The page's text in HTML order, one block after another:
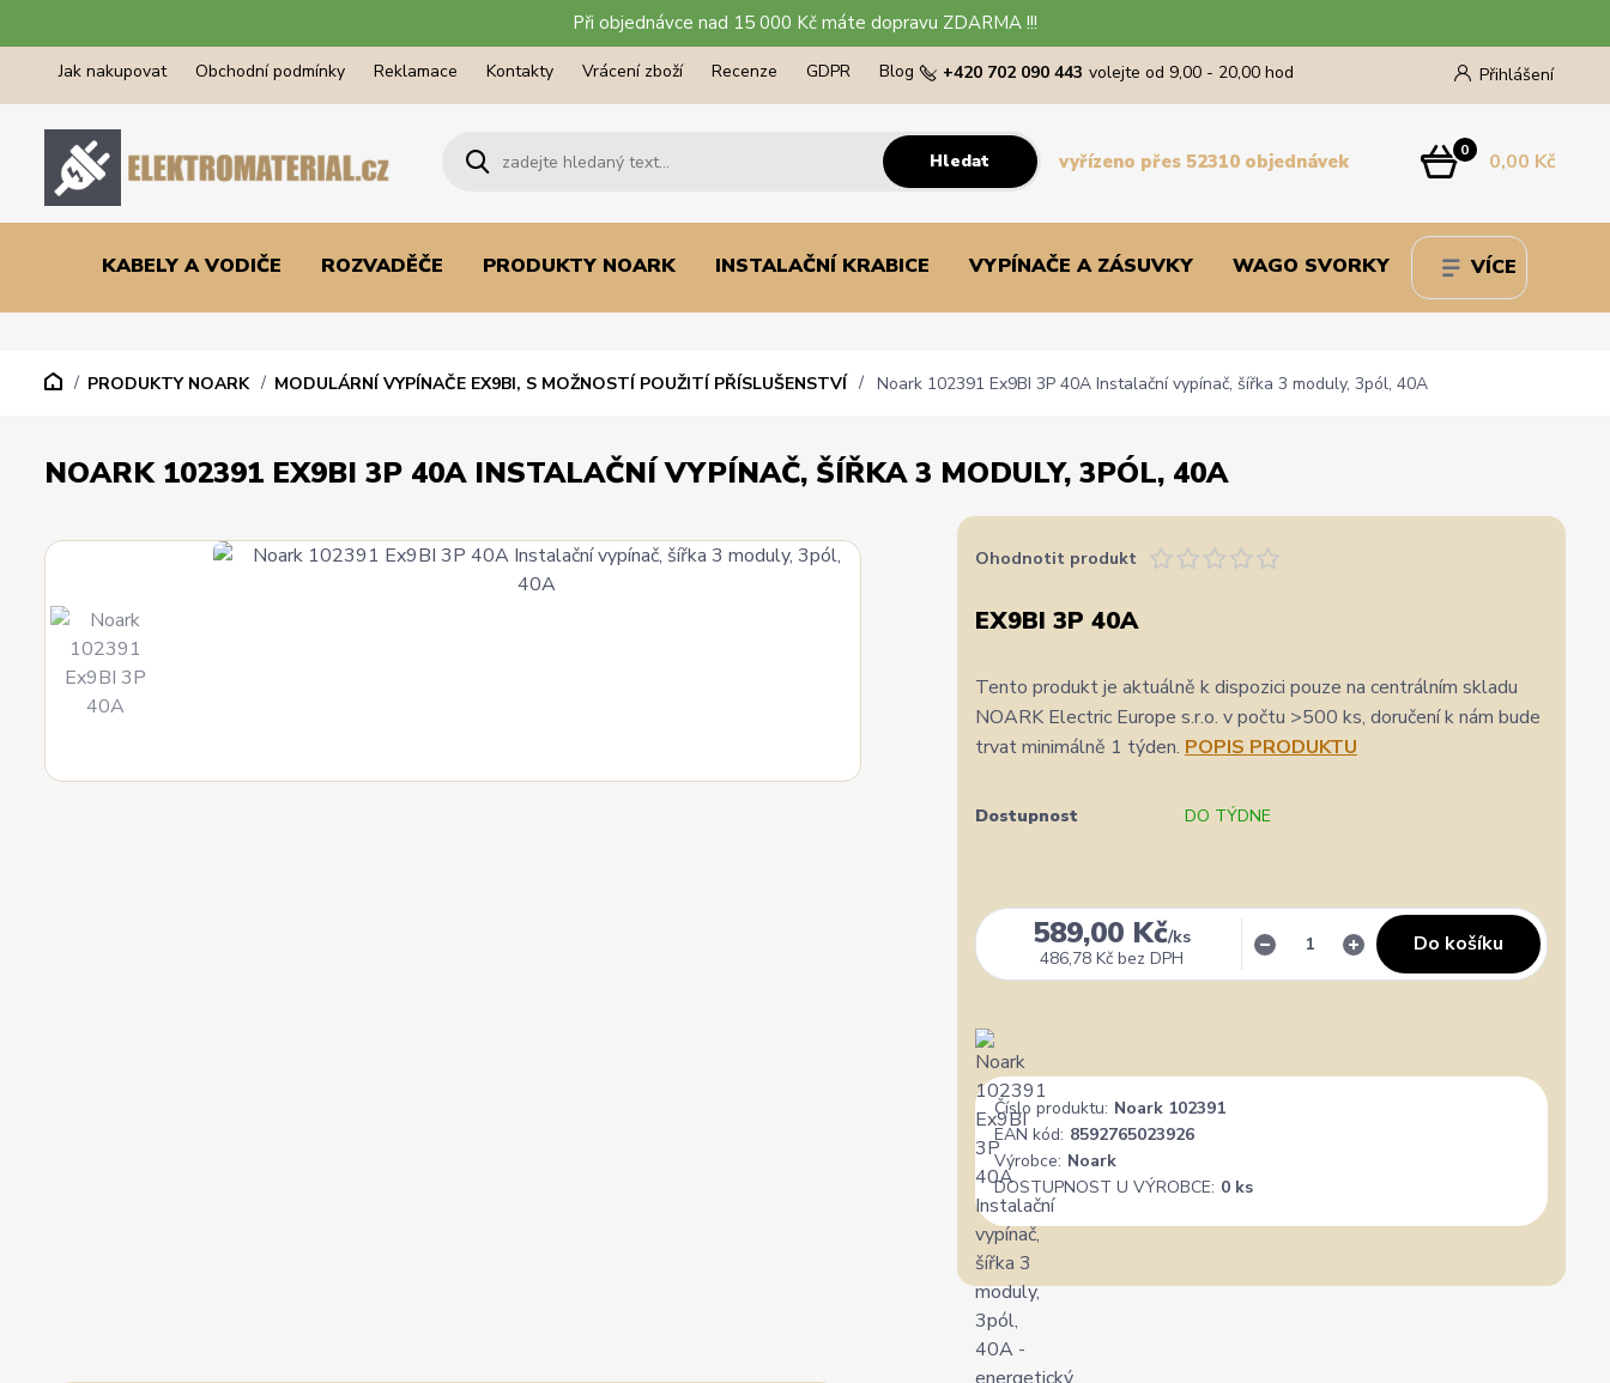
Při objednávce nad 15 000 Kč máte dopravu ZDARMA !!!
Jak nakupovat Obchodní podmínky Reklamace Kontakty Vrácení zboží Recenze GDPR Blog Přihlášení
Hledat
+420 702 090 443 volejte od 9,00 - 20,00 hod
0 0,00 Kč
vyřízeno přes 52310 objednávek
KABELY A VODIČE ROZVADĚČE PRODUKTY NOARK INSTALAČNÍ KRABICE VYPÍNAČE A ZÁSUVKY WAGO SVORKY VÍCE
PRODUKTY NOARK MODULÁRNÍ VYPÍNAČE EX9BI, S MOŽNOSTÍ POUŽITÍ PŘÍSLUŠENSTVÍ Noark 102391 Ex9BI 3P 40A Instalační vypínač, šířka 3 moduly, 3pól, 40A
NOARK 102391 EX9BI 3P 40A INSTALAČNÍ VYPÍNAČ, ŠÍŘKA 3 MODULY, 3PÓL, 40A
Ohodnotit produkt
EX9BI 3P 40A
Tento produkt je aktuálně k dispozici pouze na centrálním skladu
NOARK Electric Europe s.r.o. v počtu >500 ks, doručení k nám bude
trvat minimálně 1 týden. POPIS PRODUKTU
Dostupnost DO TÝDNE
589,00 Kč/ks
486,78 Kč bez DPH
Do košíku
Číslo produktu: Noark 102391
EAN kód: 8592765023926
Výrobce: Noark
DOSTUPNOST U VÝROBCE: 0 ks